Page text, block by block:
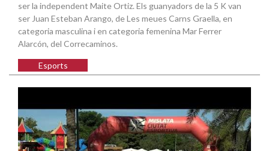
ser la independent Maite Ortiz. Els guanyadors de la 5 K van
ser Juan Esteban Arango, de Les meues Carns Graella, en
categoria masculina i en categoria femenina Mar Ferrer
Alarcón, del Correcaminos.
Esports